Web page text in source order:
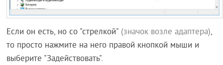
Если он есть, но со "стрелкой" (значок возле адаптера),
то просто нажмите на него правой кнопкой мыши и
выберите "Задействовать".